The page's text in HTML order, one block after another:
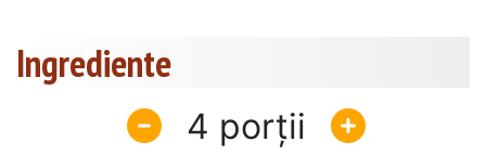
Ingrediente
4